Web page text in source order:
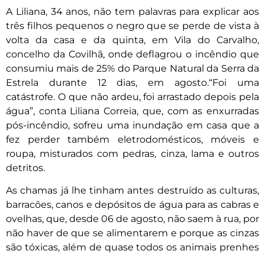
A Liliana, 34 anos, não tem palavras para explicar aos
três filhos pequenos o negro que se perde de vista à
volta da casa e da quinta, em Vila do Carvalho,
concelho da Covilhã, onde deflagrou o incêndio que
consumiu mais de 25% do Parque Natural da Serra da
Estrela durante 12 dias, em agosto.“Foi uma
catástrofe. O que não ardeu, foi arrastado depois pela
água”, conta Liliana Correia, que, com as enxurradas
pós-incêndio, sofreu uma inundação em casa que a
fez perder também eletrodomésticos, móveis e
roupa, misturados com pedras, cinza, lama e outros
detritos.
As chamas já lhe tinham antes destruído as culturas,
barracões, canos e depósitos de água para as cabras e
ovelhas, que, desde 06 de agosto, não saem à rua, por
não haver de que se alimentarem e porque as cinzas
são tóxicas, além de quase todos os animais prenhes